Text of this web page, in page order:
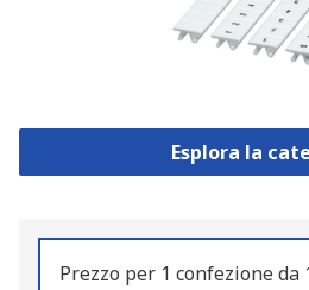
Esplora la
Prezzo per 1 confezione